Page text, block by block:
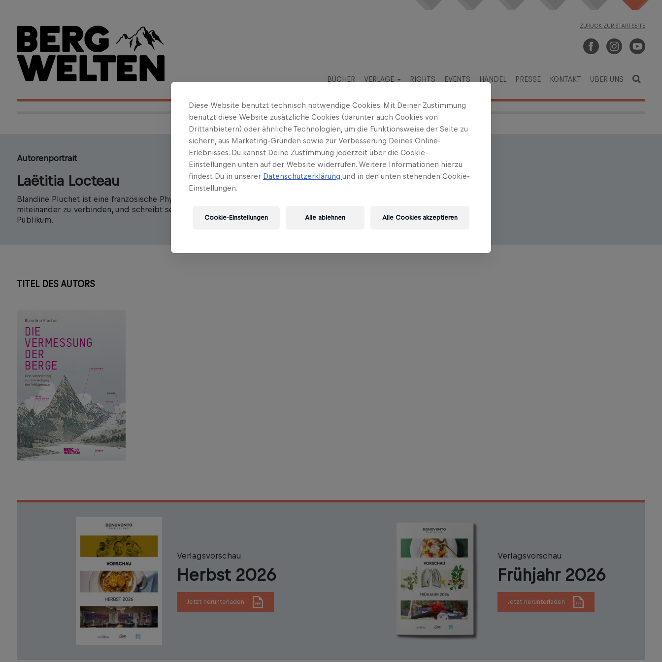
ZURÜCK ZUR STARTSEITE
BÜCHER VERLAGE RIGHTS EVENTS HANDEL PRESSE KONTAKT ÜBER UNS
Autorenportrait
Laëtitia Locteau
Blandine Pluchet ist eine französische Physikerin und Autorin. Sie beschloss nach dem Studium, ihre beiden Leidenschaften
miteinander zu verbinden, und schreibt seitdem Bücher über physikalisch-naturwissenschaftliche Phänomene für ein breites
Publikum.
TITEL DES AUTORS
Verlagsvorschau
Herbst 2026
Jetzt herunterladen
Verlagsvorschau
Frühjahr 2026
Jetzt herunterladen
Diese Website benutzt technisch notwendige Cookies. Mit Deiner Zustimmung
benutzt diese Website zusätzliche Cookies (darunter auch Cookies von
Drittanbietern) oder ähnliche Technologien, um die Funktionsweise der Seite zu
sichern, aus Marketing-Gründen sowie zur Verbesserung Deines Online-
Erlebnisses. Du kannst Deine Zustimmung jederzeit über die Cookie-
Einstellungen unten auf der Website widerrufen. Weitere Informationen hierzu
findest Du in unserer Datenschutzerklärung und in den unten stehenden Cookie-
Einstellungen.
Alle ablehnen Alle Cookies akzeptieren
Cookie-Einstellungen